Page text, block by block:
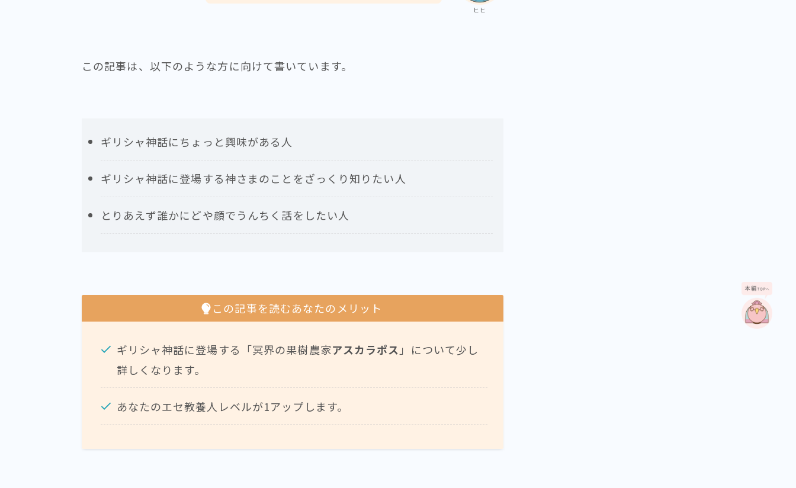
ヒヒ
この記事は、以下のような方に向けて書いています。
ギリシャ神話にちょっと興味がある人
ギリシャ神話に登場する神さまのことをざっくり知りたい人
とりあえず誰かにどや顔でうんちく話をしたい人
この記事を読むあなたのメリット
ギリシャ神話に登場する「冥界の果樹農家アスカラポス 」について少し
詳しくなります。
あなたのエセ教養人レベルが1アップします。